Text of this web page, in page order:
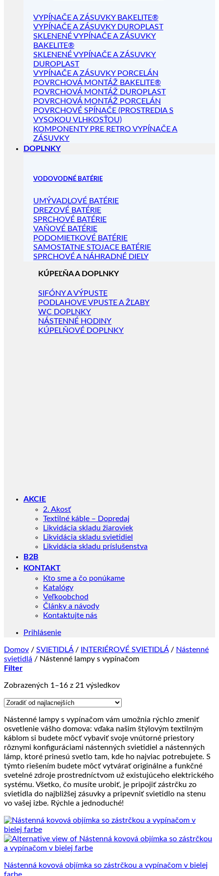
VYPÍNAČE A ZÁSUVKY BAKELITE®
VYPÍNAČE A ZÁSUVKY DUROPLAST
SKLENENÉ VYPÍNAČE A ZÁSUVKY
BAKELITE®
SKLENENÉ VYPÍNAČE A ZÁSUVKY
DUROPLAST
VYPÍNAČE A ZÁSUVKY PORCELÁN
POVRCHOVÁ MONTÁŽ BAKELITE®
POVRCHOVÁ MONTÁŽ DUROPLAST
POVRCHOVÁ MONTÁŽ PORCELÁN
POVRCHOVÉ SPÍNAČE (PROSTREDIA S
VYSOKOU VLHKOSŤOU)
KOMPONENTY PRE RETRO VYPÍNAČE A
ZÁSUVKY
DOPLNKY
VODOVODNÉ BATÉRIE
UMÝVADLOVÉ BATÉRIE
DREZOVÉ BATÉRIE
SPRCHOVÉ BATÉRIE
VAŇOVÉ BATÉRIE
PODOMIETKOVÉ BATÉRIE
SAMOSTATNE STOJACE BATÉRIE
SPRCHOVÉ A NÁHRADNÉ DIELY
KÚPEĽŇA A DOPLNKY
SIFÓNY A VÝPUSTE
PODLAHOVE VPUSTE A ŽĽABY
WC DOPLNKY
NÁSTENNÉ HODINY
KÚPELŇOVÉ DOPLNKY
AKCIE
2. Akosť
Textilné káble – Dopredaj
Likvidácia skladu žiaroviek
Likvidácia skladu svietidiel
Likvidácia skladu príslušenstva
B2B
KONTAKT
Kto sme a čo ponúkame
Katalógy
Veľkoobchod
Články a návody
Kontaktujte nás
Prihlásenie
Domov / SVIETIDLÁ / INTERIÉROVÉ SVIETIDLÁ / Nástenné
svietidlá / Nástenné lampy s vypínačom
Filter
Zobrazených 1–16 z 21 výsledkovZoradené
ceny:
najnižšej
po
najvyššiu
Nástenné lampy s vypínačom vám umožnia rýchlo zmeniť
osvetlenie vášho domova: vďaka našim štýlovým textilným
káblom si budete môcť vybaviť svoje vnútorné priestory
rôznymi konfiguráciami nástenných svietidiel a nástenných
lámp, ktoré prinesú svetlo tam, kde ho najviac potrebujete. S
týmto riešením budete môcť vytvárať originálne a funkčné
svetelné zdroje prostredníctvom už existujúceho elektrického
systému. Všetko, čo musíte urobiť, je pripojiť zástrčku zo
svietidla do najbližšej zásuvky a pripevniť svietidlo na stenu
vo vašej izbe. Rýchle a jednoduché!
Nástenná kovová objímka so zástrčkou a vypínačom v bielej